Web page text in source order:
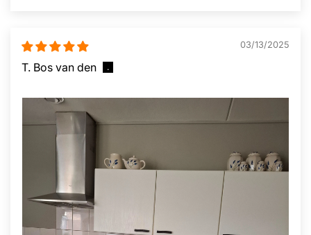
03/13/2025
T. Bos van den